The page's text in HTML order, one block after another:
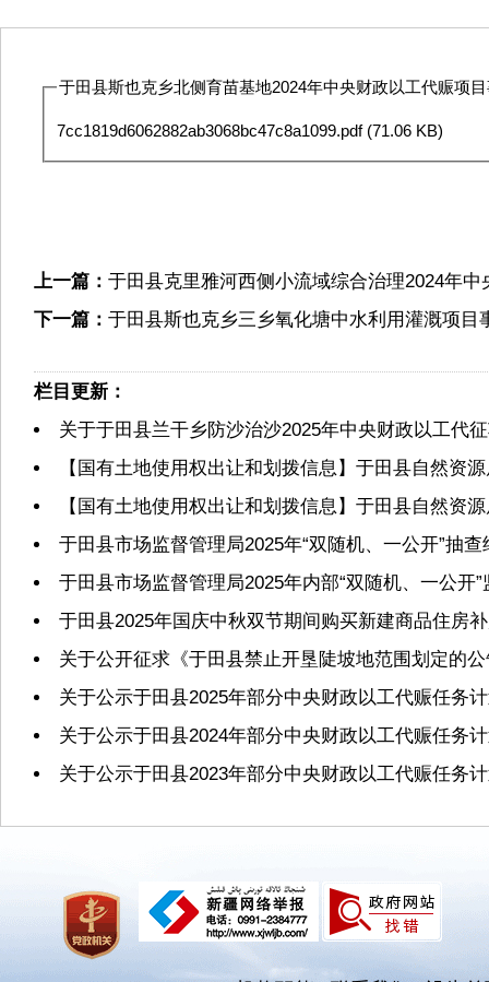
于田县斯也克乡北侧育苗基地2024年中央财政以工代赈项
7cc1819d6062882ab3068bc47c8a1099.pdf(71.06 KB)
上一篇： 于田县克里雅河西侧小流域综合治理2024年
下一篇： 于田县斯也克乡三乡氧化塘中水利用灌溉项目
栏目更新：
关于于田县兰干乡防沙治沙2025年中央财政以工代
【国有土地使用权出让和划拨信息】于田县自然资
【国有土地使用权出让和划拨信息】于田县自然资
于田县市场监督管理局2025年“双随机、一公开”抽查
于田县市场监督管理局2025年内部“双随机、一公开
于田县2025年国庆中秋双节期间购买新建商品住房
关于公开征求《于田县禁止开垦陡坡地范围划定的
关于公示于田县2025年部分中央财政以工代赈任务
关于公示于田县2024年部分中央财政以工代赈任务
关于公示于田县2023年部分中央财政以工代赈任务